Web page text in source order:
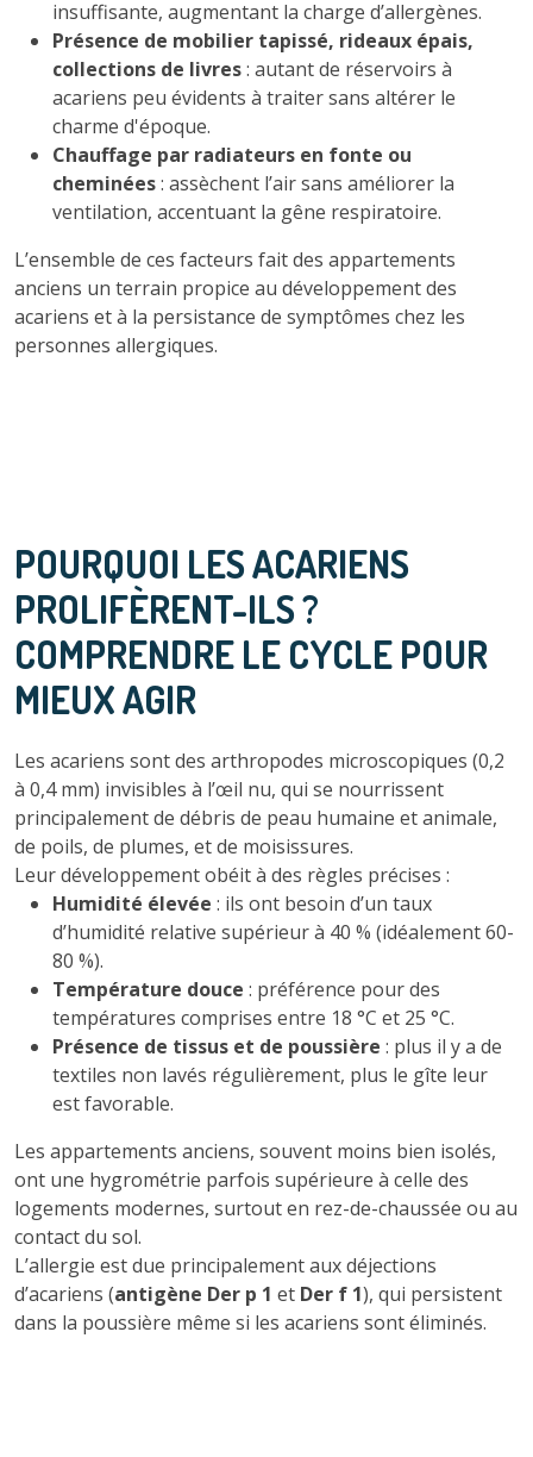
insuffisante, augmentant la charge d’allergènes.
Présence de mobilier tapissé, rideaux épais,
collections de livres: autant de réservoirs à
acariens peu évidents à traiter sans altérer le
charme d'époque.
Chauffage par radiateurs en fonte ou
cheminées: assèchent l’air sans améliorer la
ventilation, accentuant la gêne respiratoire.
L’ensemble de ces facteurs fait des appartements
anciens un terrain propice au développement des
acariens et à la persistance de symptômes chez les
personnes allergiques.
POURQUOI LES ACARIENS
PROLIFÈRENT-ILS ?
COMPRENDRE LE CYCLE POUR
MIEUX AGIR
Les acariens sont des arthropodes microscopiques (0,2
à 0,4 mm) invisibles à l’œil nu, qui se nourrissent
principalement de débris de peau humaine et animale,
de poils, de plumes, et de moisissures.
Leur développement obéit à des règles précises :
Humidité élevée : ils ont besoin d’un taux
d’humidité relative supérieur à 40 % (idéalement 60-
80 %).
Température douce : préférence pour des
températures comprises entre 18 °C et 25 °C.
Présence de tissus et de poussière : plus il y a de
textiles non lavés régulièrement, plus le gîte leur
est favorable.
Les appartements anciens, souvent moins bien isolés,
ont une hygrométrie parfois supérieure à celle des
logements modernes, surtout en rez-de-chaussée ou au
contact du sol.
L’allergie est due principalement aux déjections
d’acariens (antigène Der p 1 et Der f 1), qui persistent
dans la poussière même si les acariens sont éliminés.